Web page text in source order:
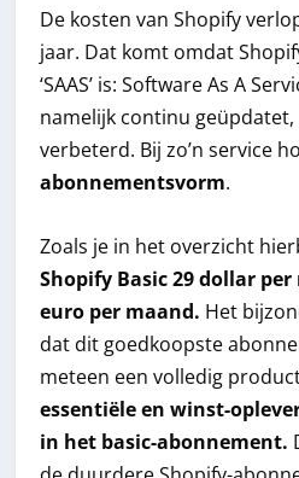
De kosten van Shopify
jaar. Dat komt omdat
‘SAAS’ is: Software As A
namelijk continu geüpdatet,
verbeterd. Bij zo’n service
abonnementsvorm.
Zoals je in het overzicht
Shopify Basic 29 dollar
euro per maand. Het
dat dit goedkoopste
meteen een volledig
essentiële en winst-
in het basic-abonnement.